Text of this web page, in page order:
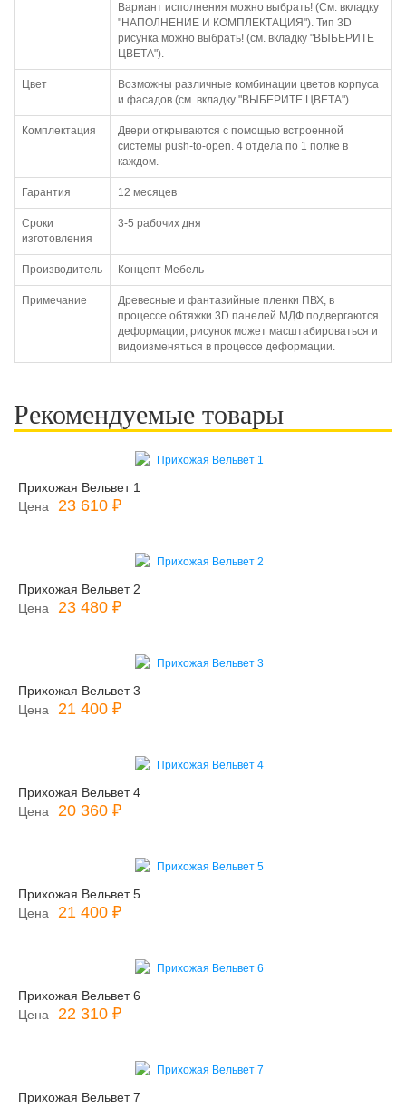
Вариант исполнения можно выбрать! (См. вкладку
"НАПОЛНЕНИЕ И КОМПЛЕКТАЦИЯ"). Тип 3D
рисунка можно выбрать! (см. вкладку "ВЫБЕРИТЕ
ЦВЕТА").
Цвет
Возможны различные комбинации цветов корпуса
и фасадов (см. вкладку "ВЫБЕРИТЕ ЦВЕТА").
Комплектация
Двери открываются с помощью встроенной
системы push-to-open. 4 отдела по 1 полке в
каждом.
Гарантия 12 месяцев
Сроки
изготовления
3-5 рабочих дня
Производитель Концепт Мебель
Примечание
Древесные и фантазийные пленки ПВХ, в
процессе обтяжки 3D панелей МДФ подвергаются
деформации, рисунок может масштабироваться и
видоизменяться в процессе деформации.
Рекомендуемые товары
Прихожая Вельвет 1
Цена
23 610 ₽
Прихожая Вельвет 2
Цена
23 480 ₽
Прихожая Вельвет 3
Цена
21 400 ₽
Прихожая Вельвет 4
Цена
20 360 ₽
Прихожая Вельвет 5
Цена
21 400 ₽
Прихожая Вельвет 6
Цена
22 310 ₽
Прихожая Вельвет 7